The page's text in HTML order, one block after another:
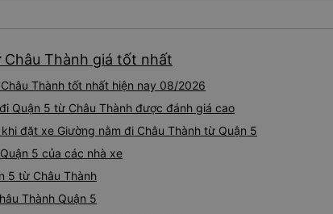
Tôi vẫn sẽ tiếp tục ủng hộ
Thành giá tốt nhất
Thành tốt nhất hiện nay 08/2026
Quận 5 từ Châu Thành được đánh giá cao
đặt xe Giường nằm đi Châu Thành từ Quận 5
5 của các nhà xe
5 từ Châu Thành
Thành Quận 5